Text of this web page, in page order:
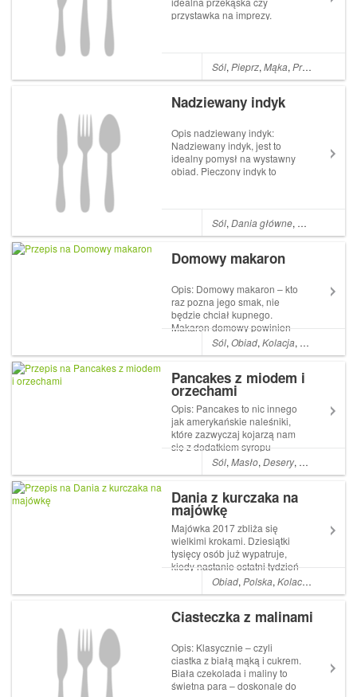
przystawka na imprezy.
Nie jest to skomplikowany
przepis i bardzo szybko
Sól,Pieprz,Mąka,Przystawki
Nadziewany indyk
Opis nadziewany indyk:
Nadziewany indyk, jest to
idealny pomysł na wystawny
obiad. Pieczony indyk to
Polsce indyk również był
jednym z lepszych dań,
przygotowujemy go...
Sól,Dania główne, Masło
Domowy makaron
Opis: Domowy makaron – kto
raz pozna jego smak, nie
będzie chciał kupnego.
Makaron domowy powinien
być żółty, jędrny i pyszny.
Składniki: 2 jajka 4 żółtka 2
łyżeczki soli Sposób
przygotowania: Przesiewamy
mąkę na stolnicę. Ro...
Sól,Obiad,Kolacja, Jajka
Pancakes z miodem i
orzechami
Opis: Pancakes to nic innego
jak amerykańskie naleśniki,
które zazwyczaj kojarzą nam
się z dodatkiem syropu
klonowego. Ale ja polecam
inny wyśmienity przepis na tą
zapraszam na przepis z
dodatkiem miodu oraz z
orzechami. Składnik...
Sól,Masło,Desery, Śniadania
Dania z kurczaka na
majówkę
Majówka 2017 zbliża się
wielkimi krokami. Dziesiątki
tysięcy osób już wypatruje,
kiedy nastanie ostatni tydzień
kwietnia i śledzi prognozy
pogody, by móc jak
urządzić pierwsze ogrodowe
może zabra...
Obiad,Polska,Kolacja ,
Ciasteczka z malinami
Opis: Klasycznie – czyli
ciastka z białą mąką i cukrem.
Biała czekolada i maliny to
świetna para – doskonale do